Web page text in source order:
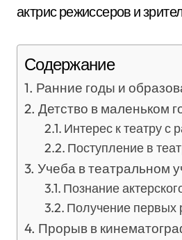
актрис режиссеров и
Содержание
Ранние годы и
Детство в маленьком
Интерес к театру с
Поступление в
Учеба в театральном
Познание
Получение первых
Прорыв в